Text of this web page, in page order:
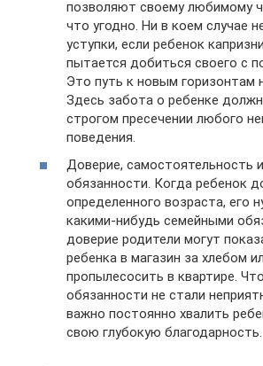
позволяют своему любимому
что угодно. Ни в коем случае
уступки, если ребенок
пытается добиться своего с
Это путь к новым горизонтам
Здесь забота о ребенке
строгом пресечении любого
поведения.
Доверие, самостоятельность
обязанности. Когда ребенок
определенного возраста, его
какими-нибудь семейными
доверие родители могут
ребенка в магазин за хлебом
пропылесосить в квартире.
обязанности не стали
важно постоянно хвалить
свою глубокую благодарность.